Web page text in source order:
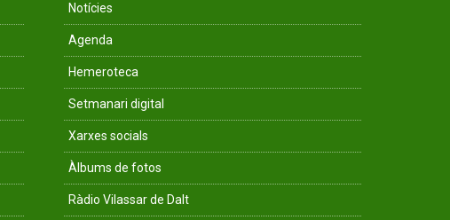
Notícies
Agenda
Hemeroteca
Setmanari digital
Xarxes socials
Àlbums de fotos
Ràdio Vilassar de Dalt